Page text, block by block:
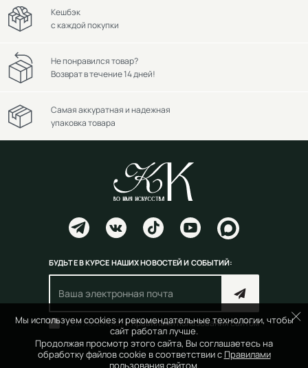
Мы используем cookies и рекомендательные технологии, чтобы
сайт работал лучше.
Продолжая просмотр этого сайта, Вы соглашаетесь на
обработку файлов cookie в соответствии с Правилами
пользования сайтом.
Кешбэк
с каждой покупки
Не понравился товар?
Возврат в течение 14 дней!
Самая аккуратная и надежная
упаковка товара
БУДЬТЕ В КУРСЕ НАШИХ НОВОСТЕЙ И СОБЫТИЙ:
Согласен(на) справилами пользования сайтом